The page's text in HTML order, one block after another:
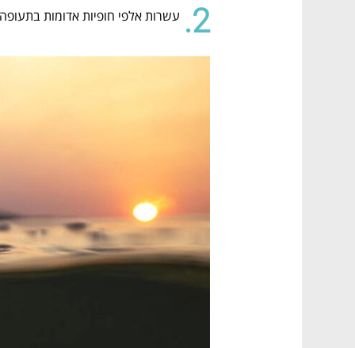
2. עשרות אלפי חופיות אדומות